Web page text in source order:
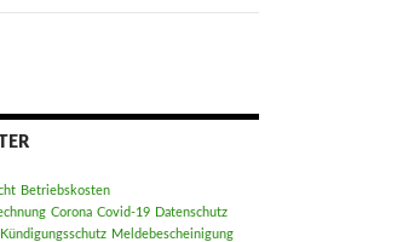
Betriebskosten
Corona Covid-19 Datenschutz
Kündigungsschutz Meldebescheinigung